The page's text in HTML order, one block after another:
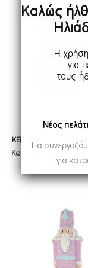
ΚΕΡΑΜΙΚΟ ΚΗΡΟΠΗΓΙΟ
ΚΑΡΥΟΘΡΑΥΣΤΗΣ 8Χ9ΕΚ
ΚΕΡΑΜΙΚΟ ΚΗΡΟΠΗΓΙΟ
ΚΑΡΥΟΘΡΑΥΣΤΗΣ 8Χ9ΕΚ
Κωδ.: 86581
Καλώς
Για
Η χρήση
για
τους
Νέος
για